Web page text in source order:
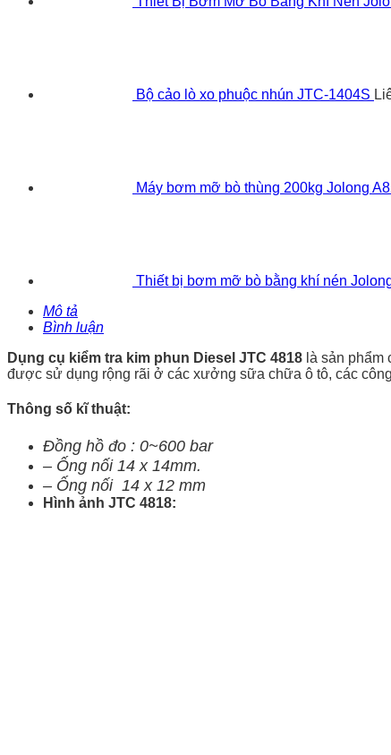
Bộ cảo lò xo phuộc nhún JTC-1404S
Máy bơm mỡ bò thùng 200kg Jolong
Thiết bị bơm mỡ bò bằng khí nén
Mô tả
Bình luận
Dụng cụ kiểm tra kim phun Diesel JTC 4818 là sản phẩm
được sử dụng rộng rãi ở các xưởng sữa chữa ô tô, các
Thông số kĩ thuật:
Đồng hồ đo : 0~600 bar
– Ống nối 14 x 14mm.
– Ống nối 14 x 12 mm
Hình ảnh JTC 4818: